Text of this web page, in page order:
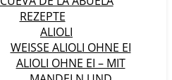
REZEPTE
ALIOLI
WEISSE ALIOLI OHNE EI
ALIOLI OHNE EI – MIT